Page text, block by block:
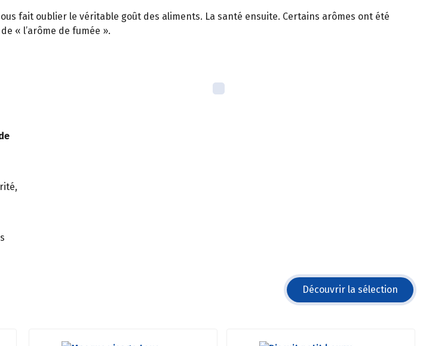
fait oublier le véritable goût des aliments. La santé ensuite. Certains arômes ont été
« l’arôme de fumée ».
Découvrir la sélection